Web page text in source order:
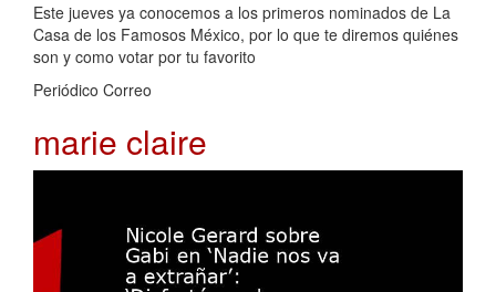
Este jueves ya conocemos a los primeros nominados de La
Casa de los Famosos México, por lo que te diremos quiénes
son y como votar por tu favorito
Periódico Correo
marie claire